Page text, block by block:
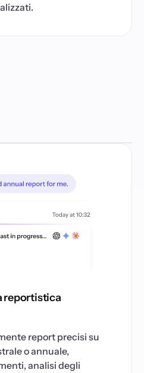
reportistica
report precisi su
o annuale,
analisi degli